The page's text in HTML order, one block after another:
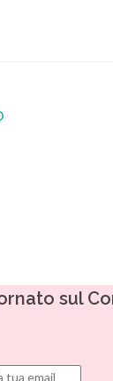
sul